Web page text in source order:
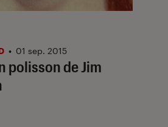
polisson de Jim
• 01 sep. 2015